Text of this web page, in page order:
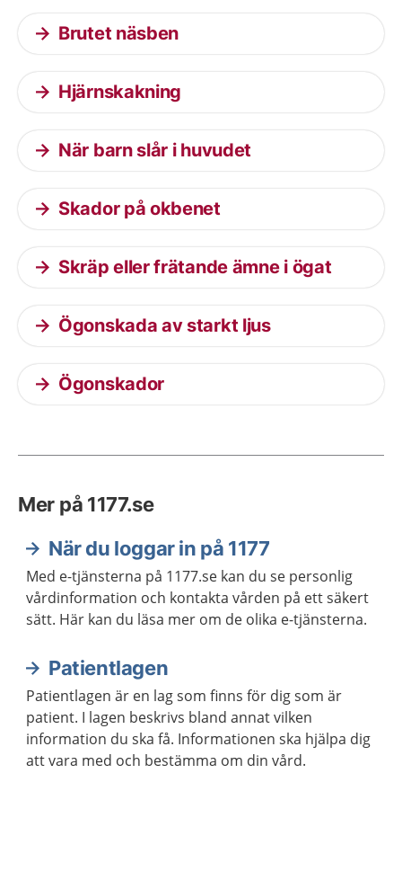
Brutet näsben
Hjärnskakning
När barn slår i huvudet
Skador på okbenet
Skräp eller frätande ämne i ögat
Ögonskada av starkt ljus
Ögonskador
Mer på 1177.se
När du loggar in på 1177
Med e-tjänsterna på 1177.se kan du se personlig
vårdinformation och kontakta vården på ett säkert
sätt. Här kan du läsa mer om de olika e-tjänsterna.
Patientlagen
Patientlagen är en lag som finns för dig som är
patient. I lagen beskrivs bland annat vilken
information du ska få. Informationen ska hjälpa dig
att vara med och bestämma om din vård.